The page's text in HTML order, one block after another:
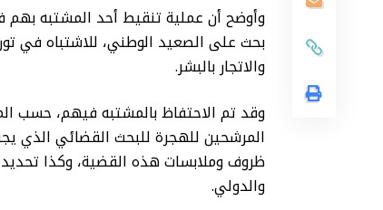
وأوضح أن عملية تنقيط أحد المشتبه
بحث على الصعيد الوطني، للاشتباه في
والاتجار بالبشر.
وقد تم الاحتفاظ بالمشتبه فيهم، حسب
المرشحين للهجرة للبحث القضائي الذي
ظروف وملابسات هذه القضية، وكذا تحديد
والدولي.